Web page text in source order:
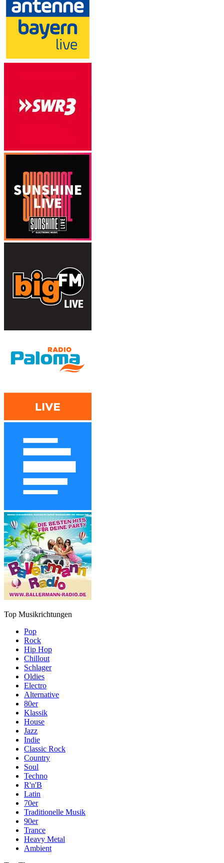
Top Musikrichtungen
Pop
Rock
Hip Hop
Chillout
Schlager
Oldies
Electro
Alternative
80er
Klassik
House
Jazz
Indie
Classic Rock
Country
Soul
Techno
R'n'B
Latin
70er
Traditionelle Musik
90er
Trance
Heavy Metal
Ambient